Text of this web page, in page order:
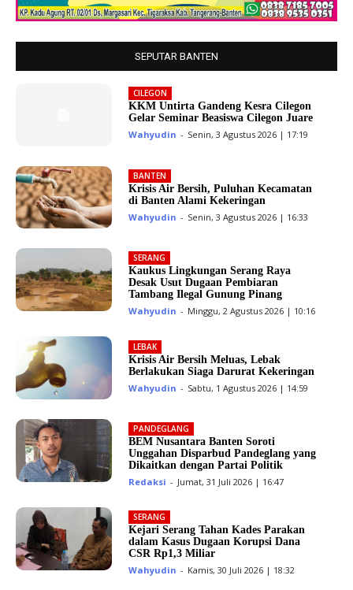
SEPUTAR BANTEN
CILEGON
KKM Untirta Gandeng Kesra Cilegon
Gelar Seminar Beasiswa Cilegon Juare
Wahyudin - Senin, 3 Agustus 2026 | 17:19
BANTEN
Krisis Air Bersih, Puluhan Kecamatan
di Banten Alami Kekeringan
Wahyudin - Senin, 3 Agustus 2026 | 16:33
SERANG
Kaukus Lingkungan Serang Raya
Desak Usut Dugaan Pembiaran
Tambang Ilegal Gunung Pinang
Wahyudin - Minggu, 2 Agustus 2026 | 10:16
LEBAK
Krisis Air Bersih Meluas, Lebak
Berlakukan Siaga Darurat Kekeringan
Wahyudin - Sabtu, 1 Agustus 2026 | 14:59
PANDEGLANG
BEM Nusantara Banten Soroti
Unggahan Disparbud Pandeglang yang
Dikaitkan dengan Partai Politik
Redaksi - Jumat, 31 Juli 2026 | 16:47
SERANG
Kejari Serang Tahan Kades Parakan
dalam Kasus Dugaan Korupsi Dana
CSR Rp1,3 Miliar
Wahyudin - Kamis, 30 Juli 2026 | 18:32